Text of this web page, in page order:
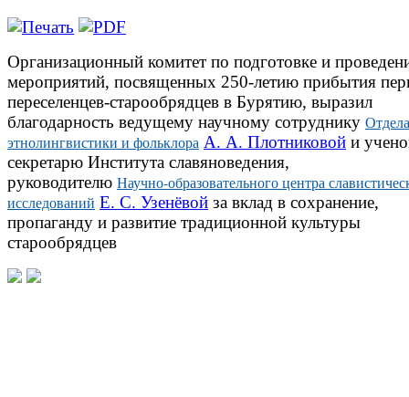
Организационный комитет по подготовке и
мероприятий, посвященных 250-летию прибытия
переселенцев-старообрядцев в Бурятию, выразил
благодарность ведущему научному сотруднику Отдела
этнолингвистики и фольклора А. А. Плотниковой и
секретарю Института славяноведения,
руководителю Научно-образовательного центра
исследований Е. С. Узенёвой за вклад в сохранение,
пропаганду и развитие традиционной культуры
старообрядцев